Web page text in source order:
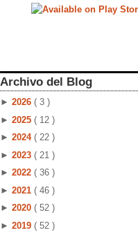
Archivo del Blog
► 2026 ( 3 )
► 2025 ( 12 )
► 2024 ( 22 )
► 2023 ( 21 )
► 2022 ( 36 )
► 2021 ( 46 )
► 2020 ( 52 )
► 2019 ( 52 )